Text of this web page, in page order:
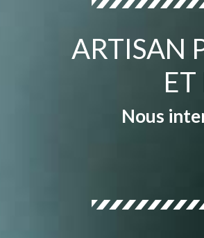
ARTISAN
Nous